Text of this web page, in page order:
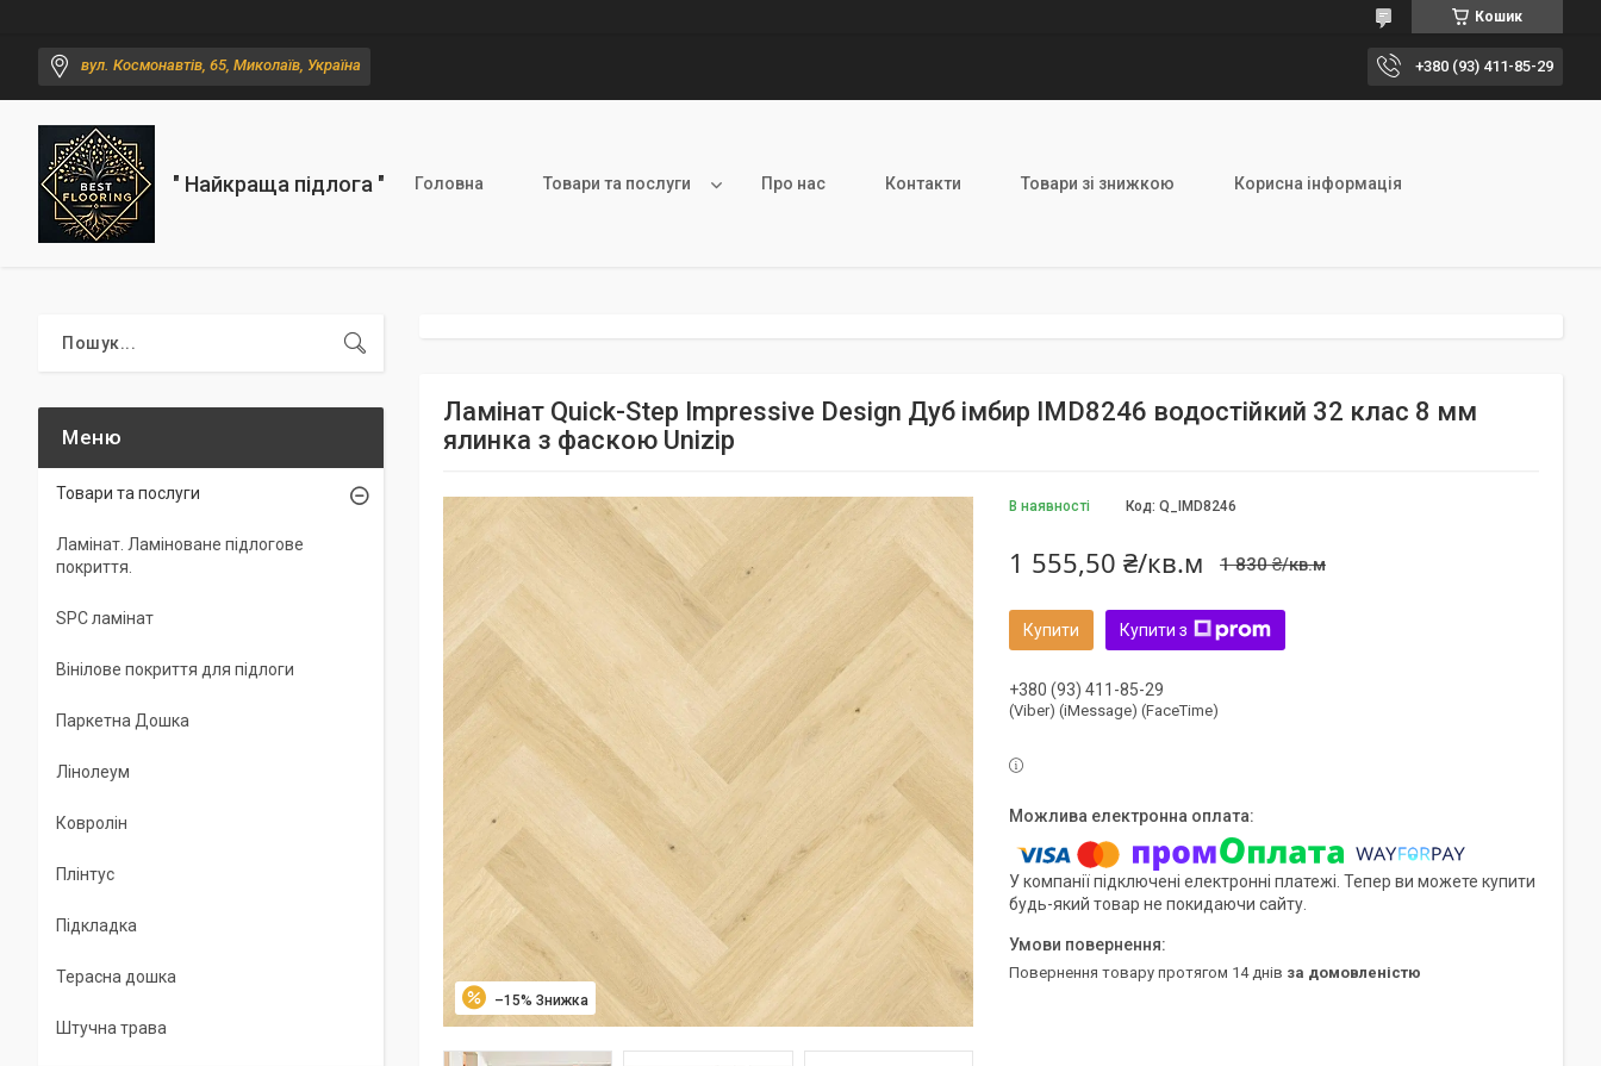
Кошик
вул. Космонавтів, 65, Миколаїв, Україна +380 (93) 411-85-29
" Найкраща підлога " Головна Товари та послуги Про нас Контакти Товари зі знижкою Корисна інформація
Ламінат Quick-Step Impressive Design Дуб імбир IMD8246 водостійкий 32 клас 8 мм
ялинка з фаскою Unizip
–15%
В наявності Код: Q_IMD8246
1 830 ₴/кв.м
1 555,50 ₴/кв.м
Купити Купити з
+380 (93) 411-85-29
(Viber) (iMessage) (FaceTime)
У компанії підключені електронні платежі. Тепер ви можете купити
будь-який товар не покидаючи сайту.
повернення товару протягом 14 днів за домовленістю
Товари та послуги
Ламінат. Ламіноване підлогове
покриття.
SPC ламінат
Вінілове покриття для підлоги
Паркетна Дошка
Лінолеум
Ковролін
Плінтус
Підкладка
Терасна дошка
Штучна трава